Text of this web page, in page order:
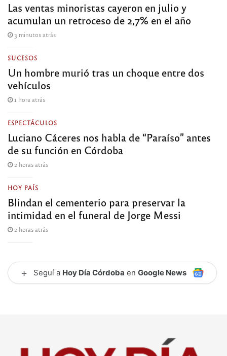
Las ventas minoristas cayeron en julio y
acumulan un retroceso de 2,7% en el año
3 minutos atrás
SUCESOS
Un hombre murió tras un choque entre dos
vehículos
1 hora atrás
ESPECTÁCULOS
Luciano Cáceres nos habla de “Paraíso” antes
de su función en Córdoba
2 horas atrás
HOY PAÍS
Blindan el cementerio para preservar la
intimidad en el funeral de Jorge Messi
2 horas atrás
+ Seguí a Hoy Día Córdoba en Google News